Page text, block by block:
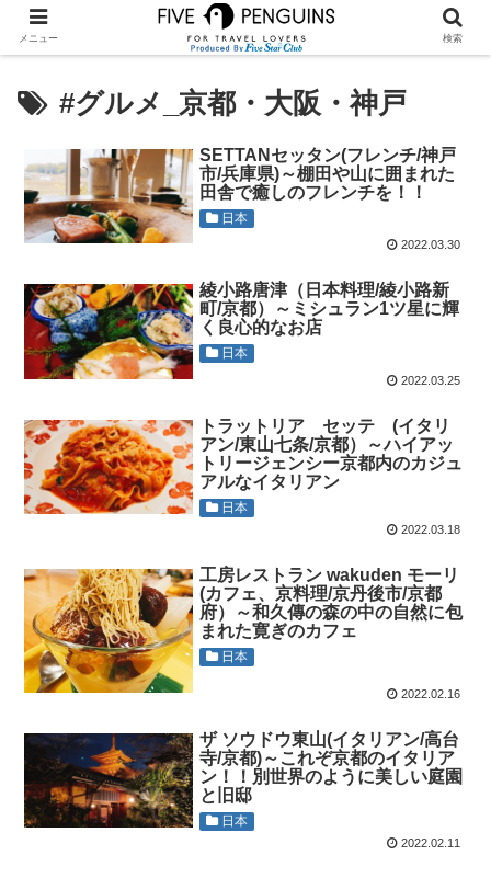
#グルメ_京都・大阪・神戸
SETTANセッタン(フレンチ/神戸
市/兵庫県)～棚田や山に囲まれた
田舎で癒しのフレンチを！！
2022.03.30
日本
綾小路唐津（日本料理/綾小路新
町/京都）～ミシュラン1ツ星に輝
く良心的なお店
2022.03.25
日本
トラットリア セッテ (イタリ
アン/東山七条/京都）～ハイアッ
トリージェンシー京都内のカジュ
アルなイタリアン
2022.03.18
日本
工房レストラン wakuden モーリ
(カフェ、京料理/京丹後市/京都
府）～和久傳の森の中の自然に包
まれた寛ぎのカフェ
2022.02.16
日本
ザ ソウドウ東山(イタリアン/高台
寺/京都)～これぞ京都のイタリア
ン！！別世界のように美しい庭園
と旧邸
2022.02.11
日本
メニュー 検索